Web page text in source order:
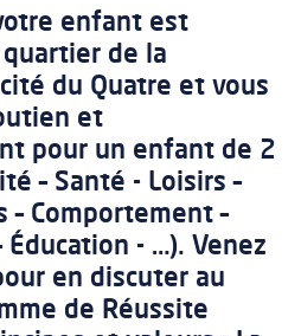
enfant est
de la
du Quatre et vous
et
pour un enfant de 2
– Santé - Loisirs –
– Comportement –
Éducation - …). Venez
en discuter au
de Réussite